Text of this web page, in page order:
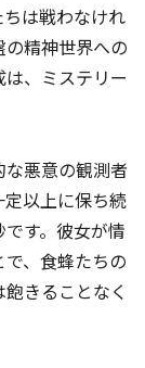
は戦わなけれ
精神世界への
、ミステリー
悪意の観測者
以上に保ち続
す。彼女が情
、食蜂たちの
きることなく